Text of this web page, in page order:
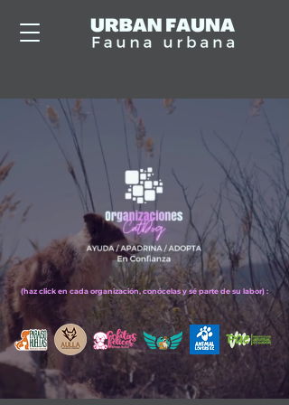
(haz click en cada organización, conócelas y sé parte de su labor) :